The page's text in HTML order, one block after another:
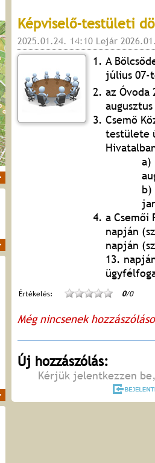
Képviselő-testületi
2025.01.24. 14:10 Lejár
A
július 07-
az Óvoda
Csemő
testülete
a)
b)
a Csemői
napján
napján
13.
Értékelés: 0/0
Még nincsenek
Új hozzászólás:
Kérjük jelentkezzen